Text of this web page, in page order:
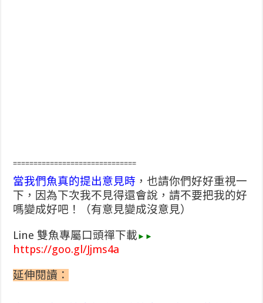
==============================
當我們魚真的提出意見時 ，也請你們好好重視一
下，因為下次我不見得還會說，請不要把我的好
嗎變成好吧！（有意見變成沒意見）
Line 雙魚專屬口頭禪下載 ►►
https://goo.gl/Jjms4a
延伸閱讀：